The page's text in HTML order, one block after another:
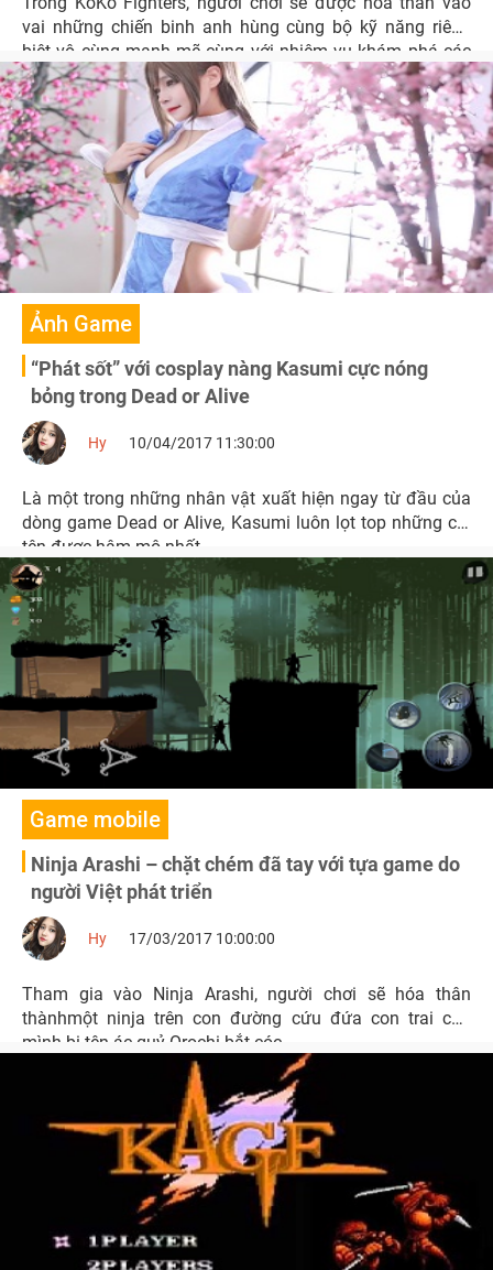
vai những chiến binh anh hùng cùng bộ kỹ năng riêng
biệt vô cùng mạnh mẽ cùng với nhiệm vụ khám phá các
ngục tối đầy nguy hiểm.
Ảnh Game
“Phát sốt” với cosplay nàng Kasumi cực nóng
bỏng trong Dead or Alive
Hy 10/04/2017 11:30:00
Là một trong những nhân vật xuất hiện ngay từ đầu của
dòng game Dead or Alive, Kasumi luôn lọt top những cái
tên được hâm mộ nhất.
Game mobile
Ninja Arashi – chặt chém đã tay với tựa game do
người Việt phát triển
Hy 17/03/2017 10:00:00
Tham gia vào Ninja Arashi, người chơi sẽ hóa thân
thànhmột ninja trên con đường cứu đứa con trai của
mình bị tên ác quỷ Orochi bắt cóc.